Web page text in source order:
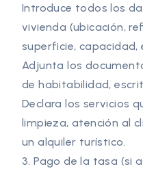
Introduce todos los
vivienda (ubicación,
superficie, capacidad,
Adjunta los
de habitabilidad,
Declara los servicios
limpieza, atención al
un alquiler turístico.
3. Pago de la tasa (si